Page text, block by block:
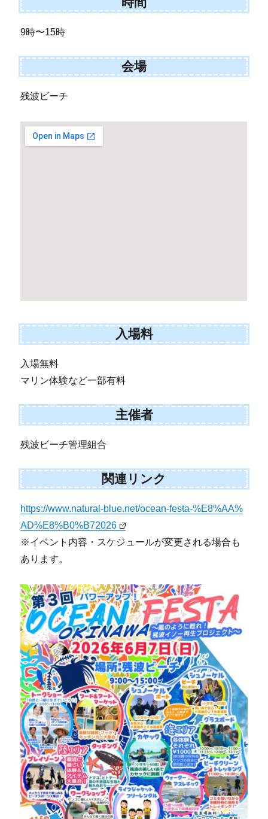
9時〜15時
会場
残波ビーチ
入場料
入場無料
マリン体験など一部有料
主催者
残波ビーチ管理組合
関連リンク
https://www.natural-blue.net/ocean-festa-%E8%AA%
AD%E8%B0%B72026
※イベント内容・スケジュールが変更される場合も
あります。